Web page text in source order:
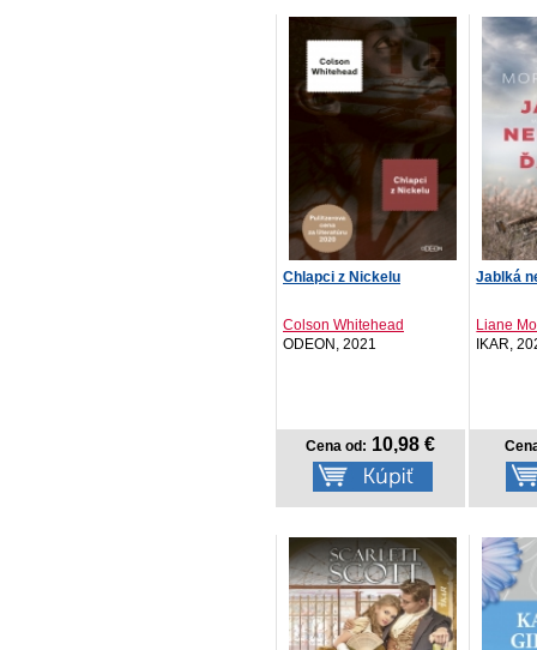
Chlapci z Nickelu
Colson Whitehead
ODEON, 2021
Cena od: 10,98 €
Jablká
Liane
IKAR,